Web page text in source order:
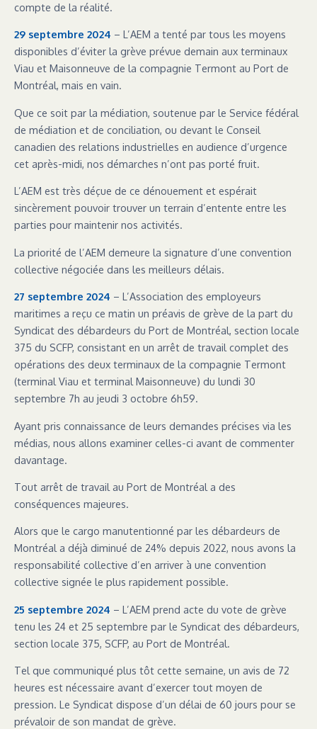
compte de la réalité.
29 septembre 2024 – L’AEM a tenté par tous les moyens
disponibles d’éviter la grève prévue demain aux terminaux
Viau et Maisonneuve de la compagnie Termont au Port de
Montréal, mais en vain.
Que ce soit par la médiation, soutenue par le Service fédéral
de médiation et de conciliation, ou devant le Conseil
canadien des relations industrielles en audience d’urgence
cet après-midi, nos démarches n’ont pas porté fruit.
L’AEM est très déçue de ce dénouement et espérait
sincèrement pouvoir trouver un terrain d’entente entre les
parties pour maintenir nos activités.
La priorité de l’AEM demeure la signature d’une convention
collective négociée dans les meilleurs délais.
27 septembre 2024 – L’Association des employeurs
maritimes a reçu ce matin un préavis de grève de la part du
Syndicat des débardeurs du Port de Montréal, section locale
375 du SCFP, consistant en un arrêt de travail complet des
opérations des deux terminaux de la compagnie Termont
(terminal Viau et terminal Maisonneuve) du lundi 30
septembre 7h au jeudi 3 octobre 6h59.
Ayant pris connaissance de leurs demandes précises via les
médias, nous allons examiner celles-ci avant de commenter
davantage.
Tout arrêt de travail au Port de Montréal a des
conséquences majeures.
Alors que le cargo manutentionné par les débardeurs de
Montréal a déjà diminué de 24% depuis 2022, nous avons la
responsabilité collective d’en arriver à une convention
collective signée le plus rapidement possible.
25 septembre 2024 – L’AEM prend acte du vote de grève
tenu les 24 et 25 septembre par le Syndicat des débardeurs,
section locale 375, SCFP, au Port de Montréal.
Tel que communiqué plus tôt cette semaine, un avis de 72
heures est nécessaire avant d’exercer tout moyen de
pression. Le Syndicat dispose d’un délai de 60 jours pour se
prévaloir de son mandat de grève.